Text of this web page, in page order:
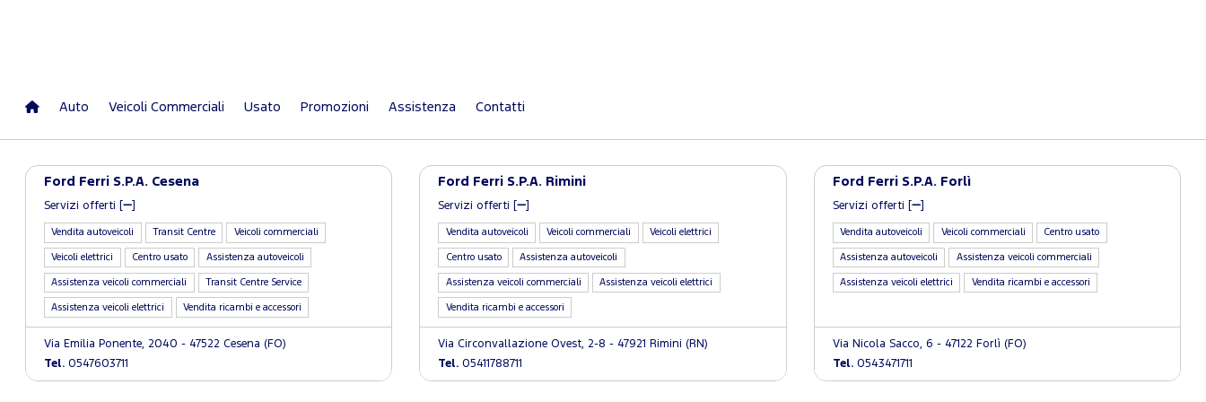
Auto Veicoli Commerciali Usato Promozioni Assistenza Contatti
Ford Ferri S.P.A. Cesena
Servizi offerti [
Vendita autoveicoli Transit Centre Veicoli commerciali
Veicoli elettrici Centro usato Assistenza autoveicoli
Assistenza veicoli commerciali Transit Centre Service
Assistenza veicoli elettrici Vendita ricambi e accessori
Via Emilia Ponente, 2040 - 47522 Cesena (FO)
Tel. 0547603711
Ford Ferri S.P.A. Rimini
Servizi offerti [
Vendita autoveicoli Veicoli commerciali Veicoli elettrici
Centro usato Assistenza autoveicoli
Assistenza veicoli commerciali Assistenza veicoli elettrici
Vendita ricambi e accessori
Via Circonvallazione Ovest, 2-8 - 47921 Rimini (RN)
Tel. 05411788711
Ford Ferri S.P.A. Forlì
Servizi offerti [ ]
Vendita autoveicoli Veicoli commerciali Centro usato
Assistenza autoveicoli Assistenza veicoli commerciali
Assistenza veicoli elettrici Vendita ricambi e accessori
Via Nicola Sacco, 6 - 47122 Forlì (FO)
Tel.0543471711